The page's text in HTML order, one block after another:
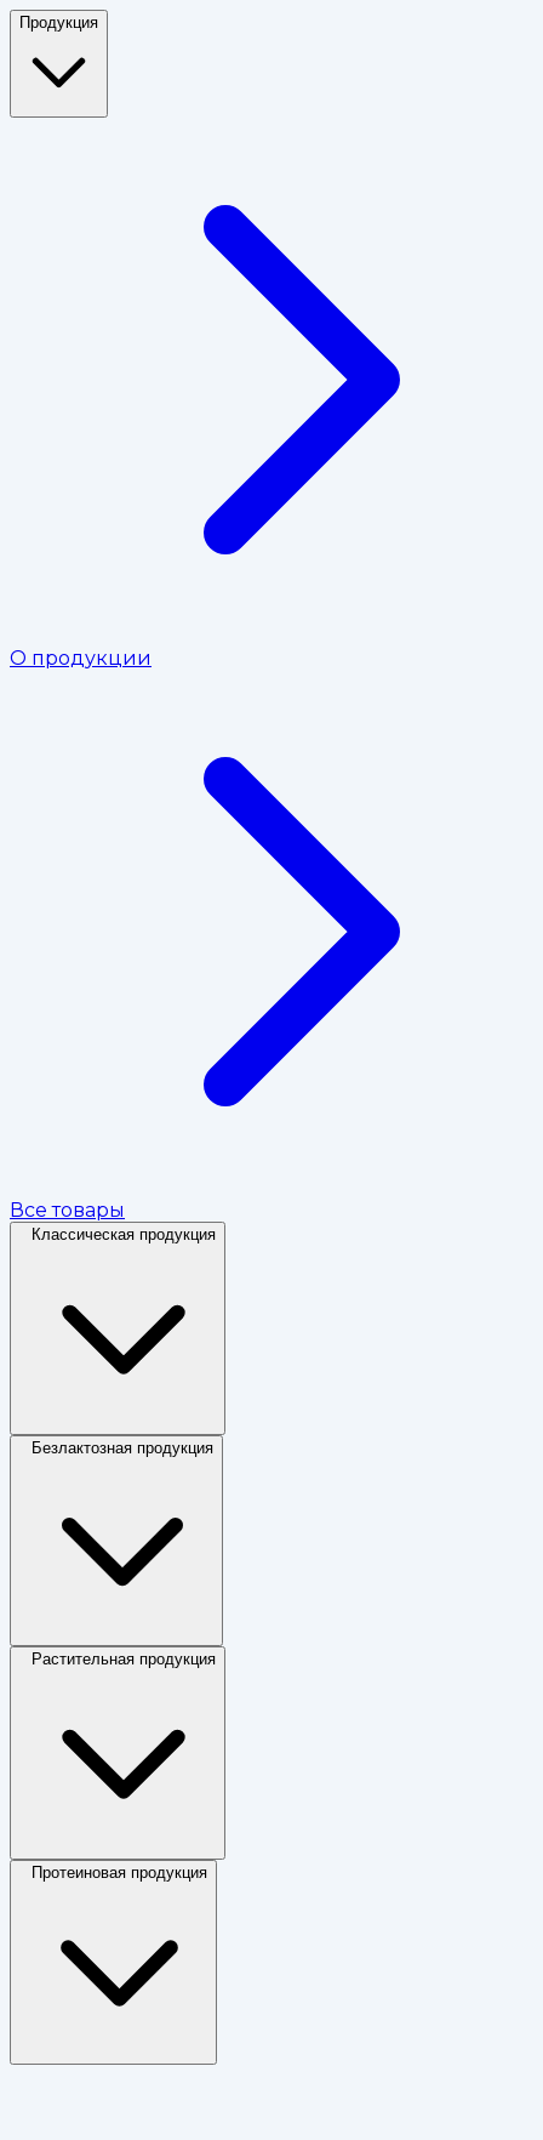
Продукция
О продукции
Все товары
Классическая продукция
Безлактозная продукция
Растительная продукция
Протеиновая продукция